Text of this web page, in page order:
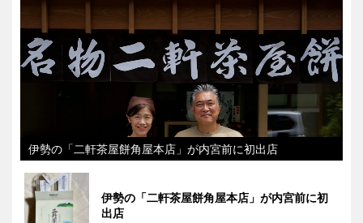
伊勢の「二軒茶屋餅角屋本店」が内宮前に初出店
伊勢の「二軒茶屋餅角屋本店」が内宮前に初
出店